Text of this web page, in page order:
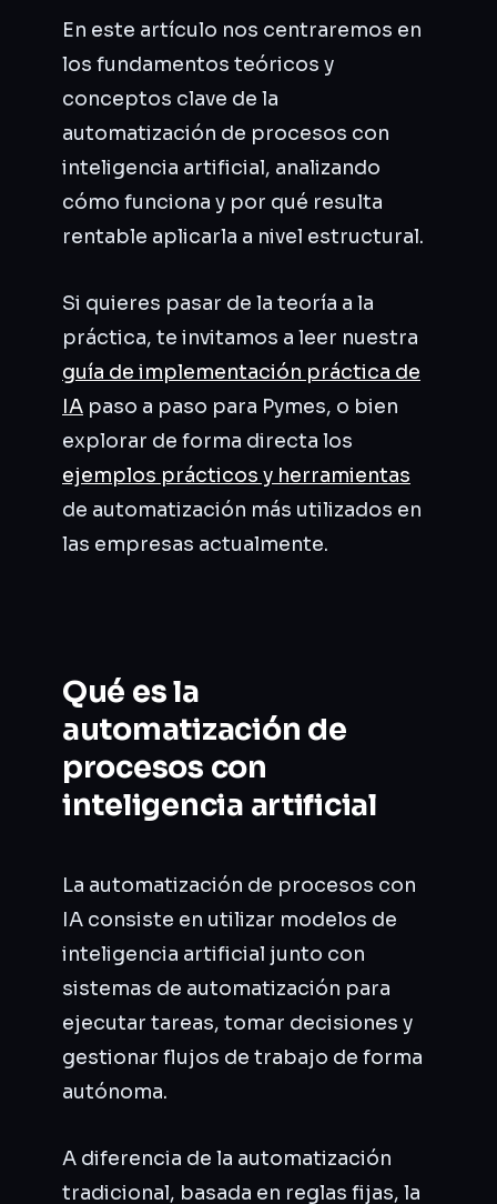
En este artículo nos centraremos en
los fundamentos teóricos y
conceptos clave de la
automatización de procesos con
inteligencia artificial, analizando
cómo funciona y por qué resulta
rentable aplicarla a nivel estructural.
Si quieres pasar de la teoría a la
práctica, te invitamos a leer nuestra
guía de implementación práctica de
IA paso a paso para Pymes, o bien
explorar de forma directa los
ejemplos prácticos y herramientas
de automatización más utilizados en
las empresas actualmente.
Qué es la
automatización de
procesos con
inteligencia artificial
La automatización de procesos con
IA consiste en utilizar modelos de
inteligencia artificial junto con
sistemas de automatización para
ejecutar tareas, tomar decisiones y
gestionar flujos de trabajo de forma
autónoma.
A diferencia de la automatización
tradicional, basada en reglas fijas, la